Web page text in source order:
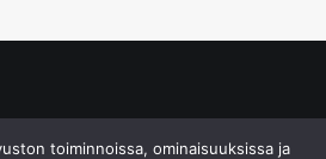
toiminnoissa, ominaisuuksissa ja